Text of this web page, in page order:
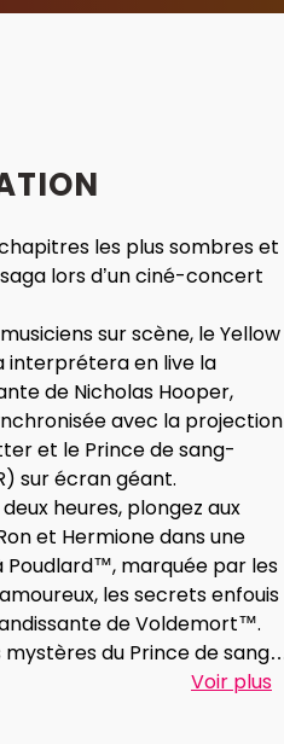
chapitres les plus sombres et
lors d’un ciné-concert
sur scène, le Yellow
interprétera en live la
de Nicholas Hooper,
avec la projection
et le Prince de sang-
sur écran géant.
heures, plongez aux
et Hermione dans une
Poudlard™, marquée par les
les secrets enfouis
de Voldemort™.
mystères du Prince de sang-
fragments de véritéVoir plus